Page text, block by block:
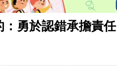
勇於認錯承擔責任